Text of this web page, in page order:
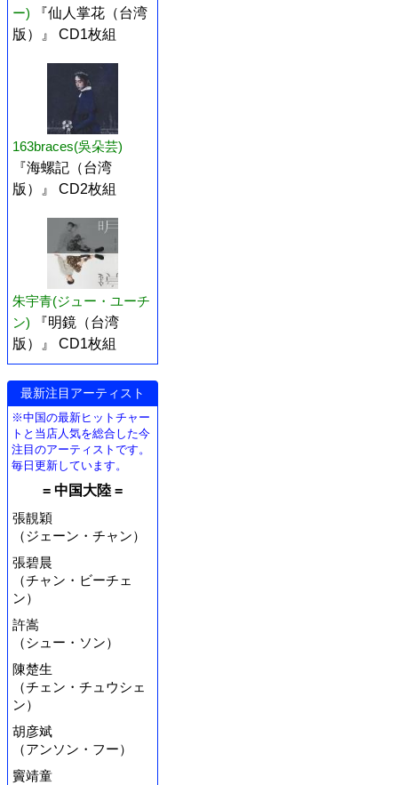
ー)
『仙人掌花（台湾
版）』 CD1枚組
163braces(吳朵芸)
『海螺記（台湾
版）』 CD2枚組
朱宇青(ジュー・ユーチ
ン)
『明鏡（台湾
版）』 CD1枚組
最新注目アーティスト
※中国の最新ヒットチャー
トと当店人気を総合した今
注目のアーティストです。
毎日更新しています。
= 中国大陸 =
張靚穎
（ジェーン・チャン）
張碧晨
（チャン・ビーチェ
ン）
許嵩
（シュー・ソン）
陳楚生
（チェン・チュウシェ
ン）
胡彦斌
（アンソン・フー）
竇靖童